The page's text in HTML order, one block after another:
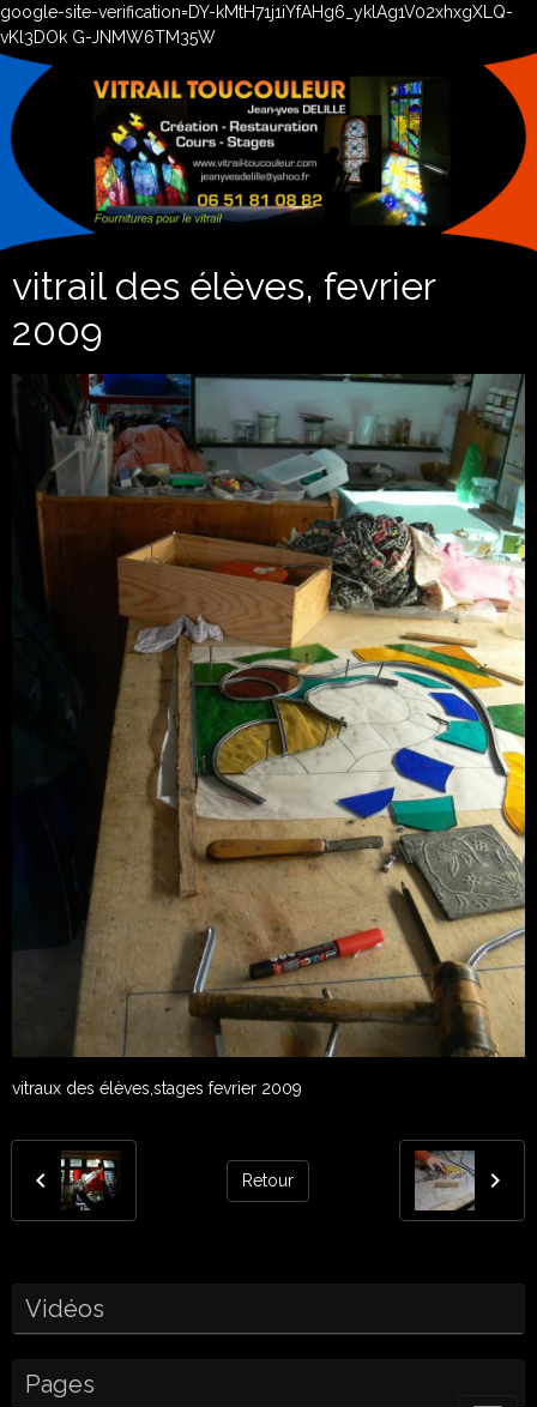
google-site-verification=DY-kMtH71j1iYfAHg6_yklAg1V02xhxgXLQ-
vKl3DOk G-JNMW6TM35W
vitrail des élèves, fevrier
2009
vitraux des élèves,stages fevrier 2009
Retour
Vidéos
Pages